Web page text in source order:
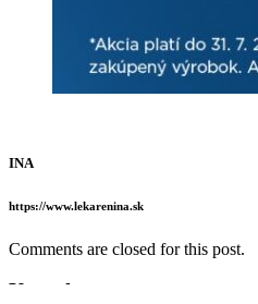
INA
https://www.lekarenina.sk
Comments are closed for this post.
Kontakt